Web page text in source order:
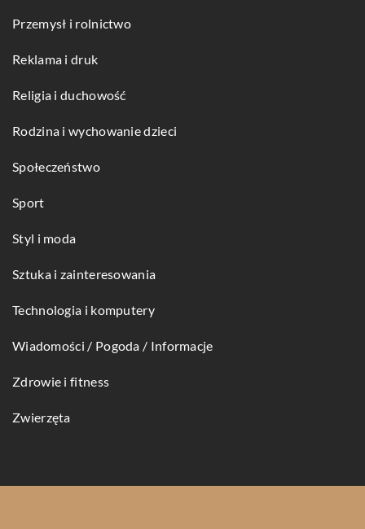
Przemysł i rolnictwo
Reklama i druk
Religia i duchowość
Rodzina i wychowanie dzieci
Społeczeństwo
Sport
Styl i moda
Sztuka i zainteresowania
Technologia i komputery
Wiadomości / Pogoda / Informacje
Zdrowie i fitness
Zwierzęta